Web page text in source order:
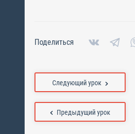
Поделиться
Предыдущий урок
Следующий урок